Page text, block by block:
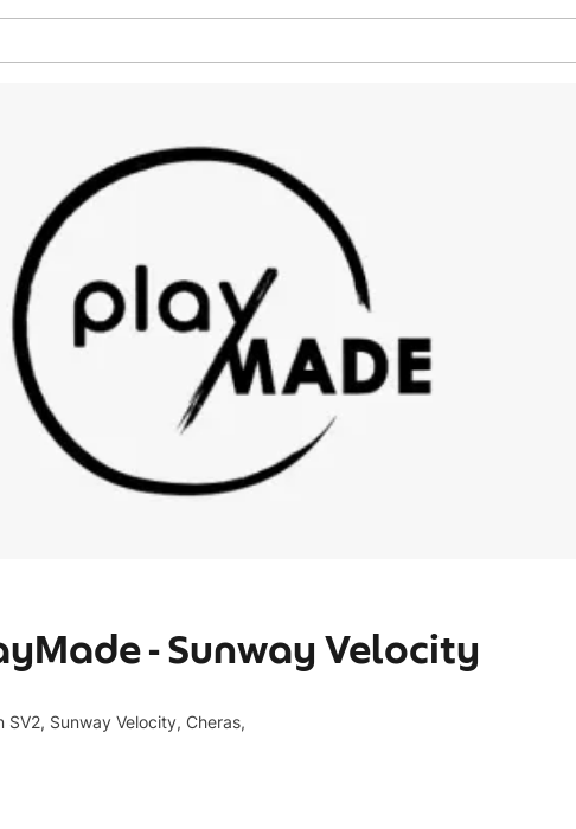
- Sunway Velocity
Sunway Velocity, Cheras,